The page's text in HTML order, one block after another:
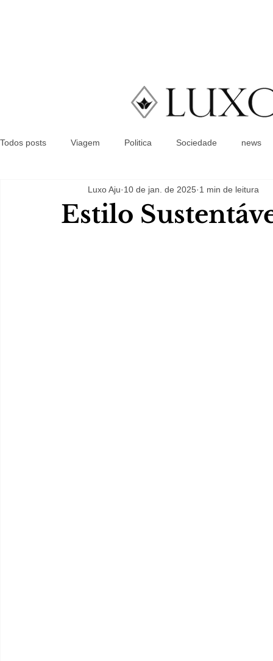
Todos posts Viagem Politica Sociedade news
Estilo
Luxo Aju 10 de jan. de 2025 1 min de leitura